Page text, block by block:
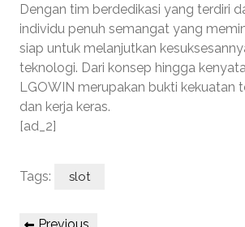
Dengan tim berdedikasi yang terdiri
individu penuh semangat yang
siap untuk melanjutkan
teknologi. Dari konsep hingga
LGOWIN merupakan bukti kekuatan
dan kerja keras.
[ad_2]
Tags: slot
Post
Previous